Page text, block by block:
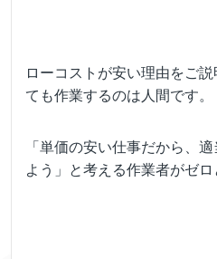
ローコストが安い理由をご
ても作業するのは人間です。
「単価の安い仕事だから、
よう」と考える作業者がゼロ